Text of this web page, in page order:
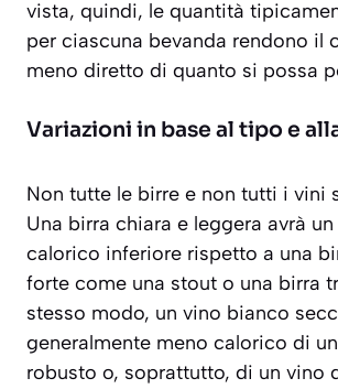
vista, quindi, le quantità
per ciascuna bevanda rendono il
meno diretto di quanto si possa
Variazioni in base al tipo e
Non tutte le birre e non tutti i vini
Una birra chiara e leggera avrà
calorico inferiore rispetto a una
forte come una stout o una birra
stesso modo, un vino bianco
generalmente meno calorico di
robusto o, soprattutto, di un vino